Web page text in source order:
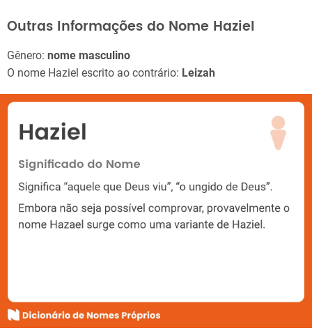
Outras Informações do Nome Haziel
Gênero: nome masculino
O nome Haziel escrito ao contrário: Leizah